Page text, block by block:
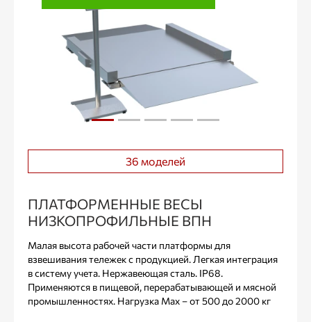
36 моделей
ПЛАТФОРМЕННЫЕ ВЕСЫ
НИЗКОПРОФИЛЬНЫЕ ВПН
Малая высота рабочей части платформы для
взвешивания тележек с продукцией. Легкая интеграция
в систему учета. Нержавеющая сталь. IP68.
Применяются в пищевой, перерабатывающей и мясной
промышленностях. Нагрузка Max – от 500 до 2000 кг